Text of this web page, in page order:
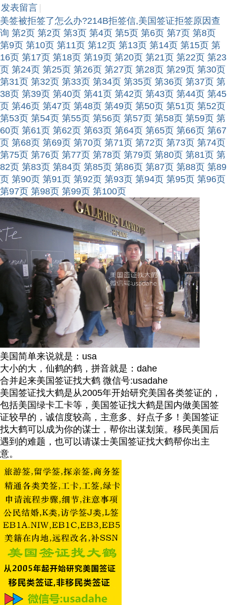
发表留言
美签被拒签了怎么办?214B拒签信,美国签证拒签原因查
询 第2页 第2页 第3页 第4页 第5页 第6页 第7页 第8页
第9页 第10页 第11页 第12页 第13页 第14页 第15页 第
16页 第17页 第18页 第19页 第20页 第21页 第22页 第23
页 第24页 第25页 第26页 第27页 第28页 第29页 第30页
第31页 第32页 第33页 第34页 第35页 第36页 第37页 第
38页 第39页 第40页 第41页 第42页 第43页 第44页 第45
页 第46页 第47页 第48页 第49页 第50页 第51页 第52页
第53页 第54页 第55页 第56页 第57页 第58页 第59页 第
60页 第61页 第62页 第63页 第64页 第65页 第66页 第67
页 第68页 第69页 第70页 第71页 第72页 第73页 第74页
第75页 第76页 第77页 第78页 第79页 第80页 第81页 第
82页 第83页 第84页 第85页 第86页 第87页 第88页 第89
页 第90页 第91页 第92页 第93页 第94页 第95页 第96页
第97页 第98页 第99页 第100页
美国简单来说就是：usa
大小的大，仙鹤的鹤，拼音就是：dahe
合并起来美国签证找大鹤 微信号:usadahe
美国签证找大鹤是从2005年开始研究美国各类签证的，
包括美国绿卡工卡等，美国签证找大鹤是国内做美国签
证较早的，诚信度较高，主意多、好点子多！美国签证
找大鹤可以成为你的谋士，帮你出谋划策。移民美国后
遇到的难题，也可以请谋士美国签证找大鹤帮你出主
意。